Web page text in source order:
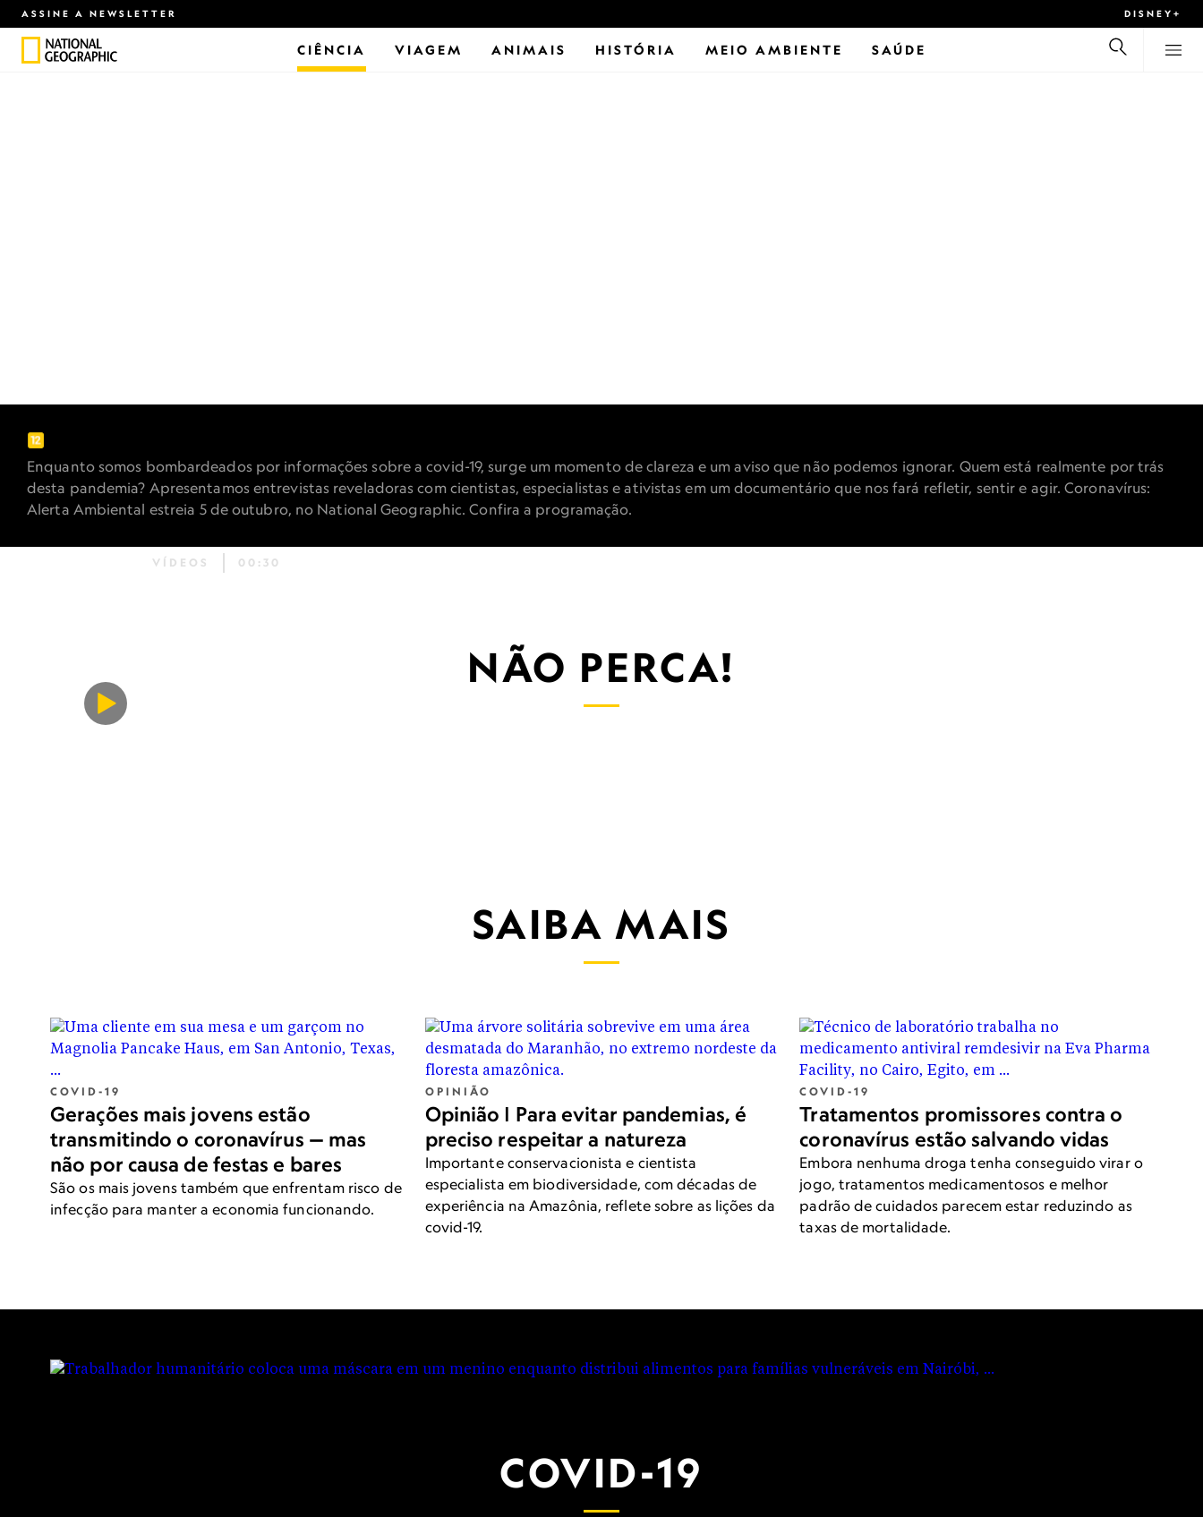
ASSINE A NEWSLETTER DISNEY+
CIÊNCIA VIAGEM ANIMAIS HISTÓRIA MEIO AMBIENTE SAÚDE
CORONAVÍRUS: ALERTA
AMBIENTAL
Enquanto somos bombardeados por informações sobre a covid-19, surge um momento de clareza e um aviso que não podemos ignorar. Quem está realmente por trás
desta pandemia? Apresentamos entrevistas reveladoras com cientistas, especialistas e ativistas em um documentário que nos fará refletir, sentir e agir. Coronavírus:
Alerta Ambiental estreia 5 de outubro, no National Geographic. Confira a programação.
NÃO PERCA!
VÍDEOS 00:30
SAIBA MAIS
COVID-19
Gerações mais jovens estão
transmitindo o coronavírus — mas
não por causa de festas e bares
São os mais jovens também que enfrentam risco de
infecção para manter a economia funcionando.
OPINIÃO
Opinião | Para evitar pandemias, é
preciso respeitar a natureza
Importante conservacionista e cientista
especialista em biodiversidade, com décadas de
experiência na Amazônia, reflete sobre as lições da
covid-19.
COVID-19
Tratamentos promissores contra o
coronavírus estão salvando vidas
Embora nenhuma droga tenha conseguido virar o
jogo, tratamentos medicamentosos e melhor
padrão de cuidados parecem estar reduzindo as
taxas de mortalidade.
COVID-19
CIÊNCIA
Covid-19: distribuir vacinas equitativamente
A pandemia reverteu anos de progresso global, de acordo com o relatório anual da Fundação Bill Gates. A cooperação é a chave para